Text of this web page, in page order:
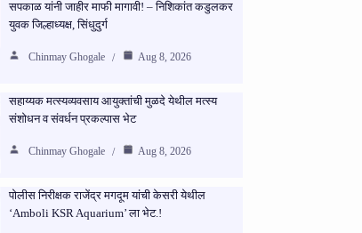
सपकाळ यांनी जाहीर माफी मागावी! – निशिकांत कडुलकर
युवक जिल्हाध्यक्ष, सिंधुदुर्ग
Chinmay Ghogale Aug 8, 2026
सहाय्यक मत्स्यव्यवसाय आयुक्तांची मुळदे येथील मत्स्य
संशोधन व संवर्धन प्रकल्पास भेट
Chinmay Ghogale Aug 8, 2026
पोलीस निरीक्षक राजेंद्र मगदूम यांची केसरी येथील
‘Amboli KSR Aquarium’ ला भेट.!